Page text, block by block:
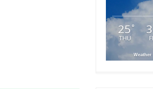
25 °
THU
Weather